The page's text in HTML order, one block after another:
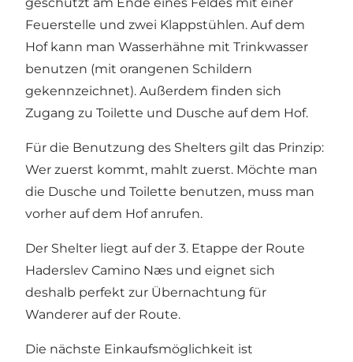
Feuerstelle und zwei Klappstühlen. Auf dem
Hof kann man Wasserhähne mit Trinkwasser
benutzen (mit orangenen Schildern
gekennzeichnet). Außerdem finden sich
Zugang zu Toilette und Dusche auf dem Hof.
Für die Benutzung des Shelters gilt das Prinzip:
Wer zuerst kommt, mahlt zuerst. Möchte man
die Dusche und Toilette benutzen, muss man
vorher auf dem Hof anrufen.
Der Shelter liegt auf der 3. Etappe der Route
Haderslev Camino Næs und eignet sich
deshalb perfekt zur Übernachtung für
Wanderer auf der Route.
Die nächste Einkaufsmöglichkeit ist